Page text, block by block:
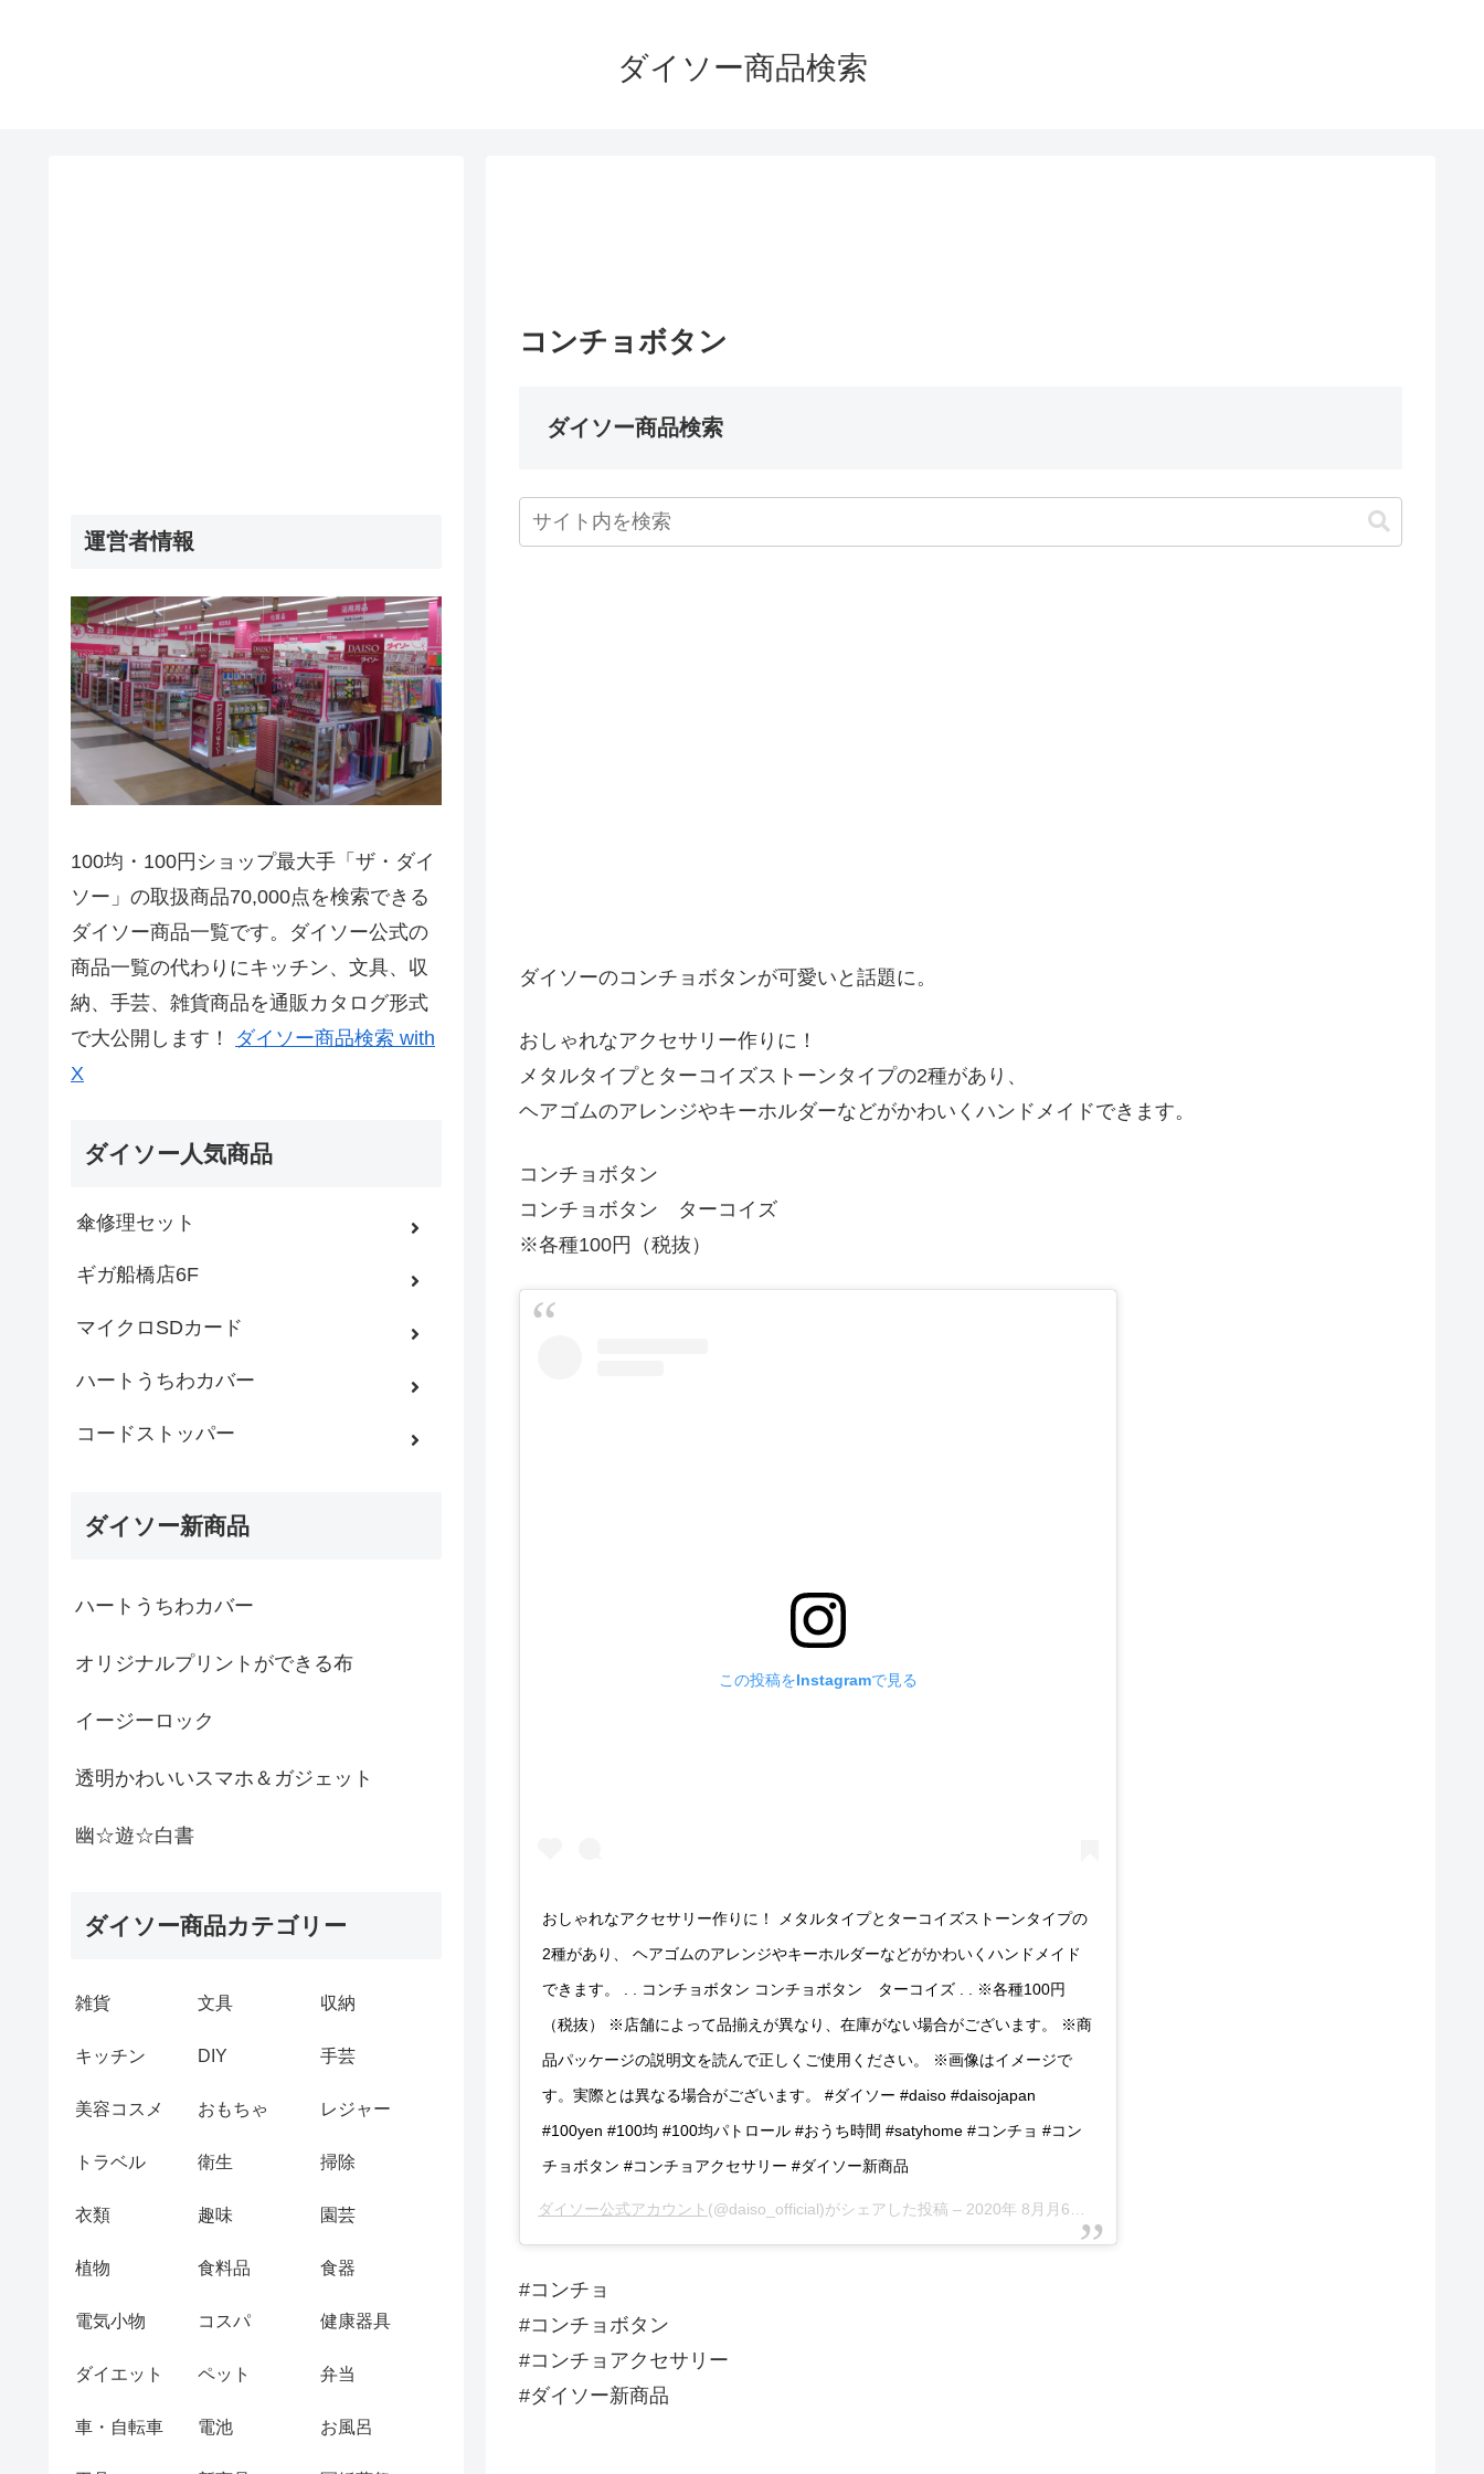
ダイソー商品検索
コンチョボタン
ダイソー商品検索
ダイソーのコンチョボタンが可愛いと話題に。
おしゃれなアクセサリー作りに！
メタルタイプとターコイズストーンタイプの2種があり、
ヘアゴムのアレンジやキーホルダーなどがかわいくハンドメイドできます。
コンチョボタン
コンチョボタン ターコイズ
※各種100円（税抜）
この投稿をInstagramで見る
おしゃれなアクセサリー作りに！ メタルタイプとターコイズストーンタイプの
2種があり、 ヘアゴムのアレンジやキーホルダーなどがかわいくハンドメイド
できます。 . . コンチョボタン コンチョボタン ターコイズ . . ※各種100円
（税抜） ※店舗によって品揃えが異なり、在庫がない場合がございます。 ※商
品パッケージの説明文を読んで正しくご使用ください。 ※画像はイメージで
す。実際とは異なる場合がございます。 #ダイソー #daiso #daisojapan
#100yen #100均 #100均パトロール #おうち時間 #satyhome #コンチョ #コン
チョボタン #コンチョアクセサリー #ダイソー新商品
ダイソー公式アカウント (@daiso_official)がシェアした投稿 – 2020年 8月月6日午後5時00分PDT
#コンチョ
#コンチョボタン
#コンチョアクセサリー
#ダイソー新商品
運営者情報
100均・100円ショップ最大手「ザ・ダイ
ソー」の取扱商品70,000点を検索できる
ダイソー商品一覧です。ダイソー公式の
商品一覧の代わりにキッチン、文具、収
納、手芸、雑貨商品を通販カタログ形式
で大公開します！ ダイソー商品検索 with
X
ダイソー人気商品
傘修理セット
ギガ船橋店6F
マイクロSDカード
ハートうちわカバー
コードストッパー
ダイソー新商品
ハートうちわカバー
オリジナルプリントができる布
イージーロック
透明かわいいスマホ＆ガジェット
幽☆遊☆白書
ダイソー商品カテゴリー
雑貨 文具 収納
キッチン DIY 手芸
美容コスメ おもちゃ レジャー
トラベル 衛生 掃除
衣類 趣味 園芸
植物 食料品 食器
電気小物 コスパ 健康器具
ダイエット ペット 弁当
車・自転車 電池 お風呂